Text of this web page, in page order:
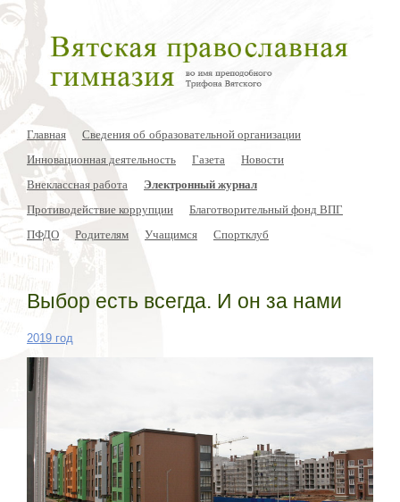
Главная
Сведения об образовательной организации
Инновационная деятельность
Газета
Новости
Внеклассная работа
Электронный журнал
Противодействие коррупции
Благотворительный фонд ВПГ
ПФДО
Родителям Учащимся Спортклуб
Выбор есть всегда. И он за нами
2019 год